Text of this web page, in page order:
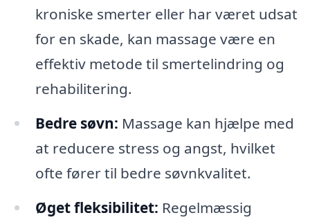
kroniske smerter eller har været udsat
for en skade, kan massage være en
effektiv metode til smertelindring og
rehabilitering.
Bedre søvn: Massage kan hjælpe med
at reducere stress og angst, hvilket
ofte fører til bedre søvnkvalitet.
Øget fleksibilitet: Regelmæssig